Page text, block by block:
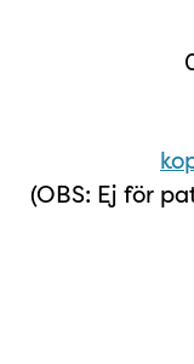
(OBS: Ej för